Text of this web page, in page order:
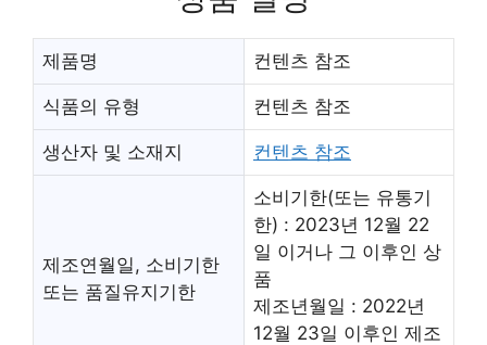
제품명 컨텐츠 참조
식품의 유형 컨텐츠 참조
생산자 및 소재지 컨텐츠 참조
제조연월일, 소비기한
또는 품질유지기한
소비기한(또는 유통기
한) : 2023년 12월 22
일 이거나 그 이후인 상
품
제조년월일 : 2022년
12월 23일 이후인 제조